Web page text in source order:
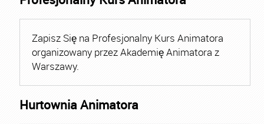
Zapisz Się na Profesjonalny Kurs Animatora
organizowany przez Akademię Animatora z
Warszawy.
Hurtownia Animatora